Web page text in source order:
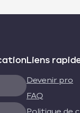
Liens
Devenir pro
FAQ